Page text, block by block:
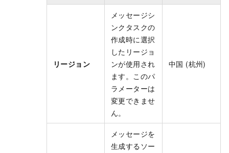
リージョン
メッセージシ
ンクタスクの
作成時に選択
したリージョ
ンが使用され
ます。このパ
ラメーターは
変更できませ
ん。
中国 (杭州)
メッセージを
生成するソー